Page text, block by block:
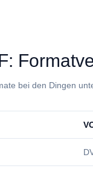
bei den Dingen